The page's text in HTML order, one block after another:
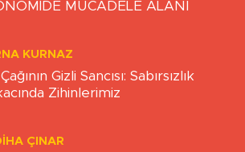
MÜCADELE ALANI
KURNAZ
Gizli Sancısı: Sabırsızlık
Zihinlerimiz
ÇINAR